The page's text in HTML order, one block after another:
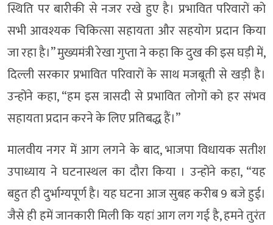
स्थिति पर बारीकी से नजर रखे हुए है। प्रभावित परिवारों को
सभी आवश्यक चिकित्सा सहायता और सहयोग प्रदान किया
जा रहा है।” मुख्यमंत्री रेखा गुप्ता ने कहा कि दुख की इस घड़ी में,
दिल्ली सरकार प्रभावित परिवारों के साथ मजबूती से खड़ी है।
उन्होंने कहा, “हम इस त्रासदी से प्रभावित लोगों को हर संभव
सहायता प्रदान करने के लिए प्रतिबद्ध हैं।”
मालवीय नगर में आग लगने के बाद, भाजपा विधायक सतीश
उपाध्याय ने घटनास्थल का दौरा किया । उन्होंने कहा, “यह
बहुत ही दुर्भाग्यपूर्ण है। यह घटना आज सुबह करीब 9 बजे हुई।
जैसे ही हमें जानकारी मिली कि यहां आग लग गई है, हमने तुरंत